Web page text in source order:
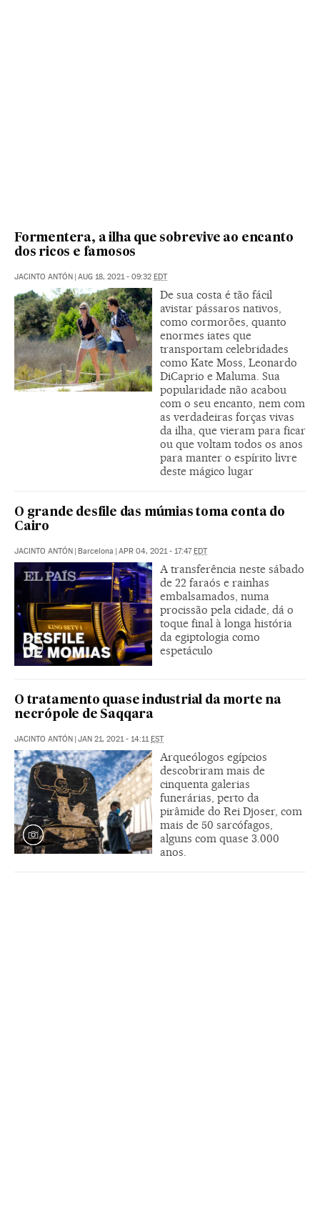
Formentera, a ilha que sobrevive ao encanto
dos ricos e famosos
JACINTO ANTÓN AUG 18, 2021 - 09:32 EDT
De sua costa é tão fácil
avistar pássaros nativos,
como cormorões, quanto
enormes iates que
transportam celebridades
como Kate Moss, Leonardo
DiCaprio e Maluma. Sua
popularidade não acabou
com o seu encanto, nem com
as verdadeiras forças vivas
da ilha, que vieram para ficar
ou que voltam todos os anos
para manter o espírito livre
deste mágico lugar
O grande desfile das múmias toma conta do
Cairo
JACINTO ANTÓN Barcelona APR 04, 2021 - 17:47 EDT
A transferência neste sábado
de 22 faraós e rainhas
embalsamados, numa
procissão pela cidade, dá o
toque final à longa história
da egiptologia como
espetáculo
O tratamento quase industrial da morte na
necrópole de Saqqara
JACINTO ANTÓN JAN 21, 2021 - 14:11 EST
Arqueólogos egípcios
descobriram mais de
cinquenta galerias
funerárias, perto da
pirâmide do Rei Djoser, com
mais de 50 sarcófagos,
alguns com quase 3.000
anos.